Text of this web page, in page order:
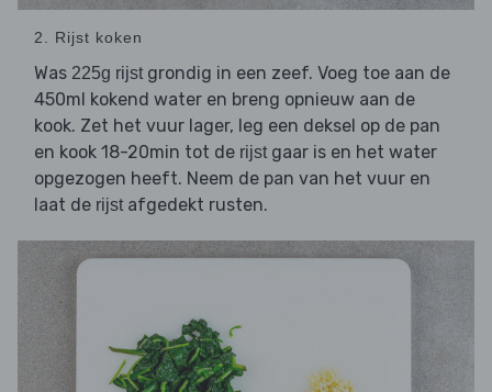
2. Rijst koken
Was 225g rijstgrondig in een zeef. Voeg toe aan de
450ml kokend water en breng opnieuw aan de
kook. Zet het vuur lager, leg een deksel op de pan
en kook 18-20min tot de rijstgaar is en het water
opgezogen heeft. Neem de pan van het vuur en
laat de rijstafgedekt rusten.